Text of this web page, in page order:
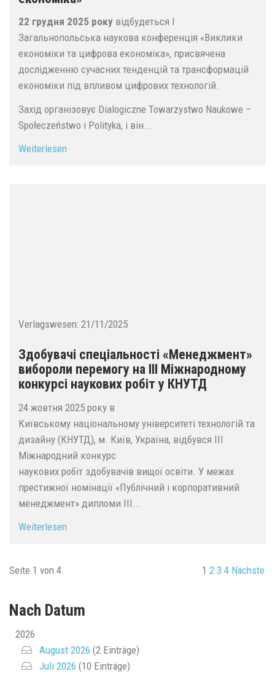
22 грудня 2025 року відбудеться І
Загальнопольська наукова конференція «Виклики
економіки та цифрова економіка», присвячена
дослідженню сучасних тенденцій та трансформацій
економіки під впливом цифрових технологій.
Захід організовує Dialogiczne Towarzystwo Naukowe –
Społeczeństwo i Polityka, і він...
Weiterlesen
Verlagswesen: 21/11/2025
Здобувачі спеціальності «Менеджмент»
вибороли перемогу на ІІІ Міжнародному
конкурсі наукових робіт у КНУТД
24 жовтня 2025 року в
Київському національному університеті технологій та
дизайну (КНУТД), м. Київ, Україна, відбувся ІІІ
Міжнародний конкурс
наукових робіт здобувачів вищої освіти. У межах
престижної номінації «Публічний і корпоративний
менеджмент» дипломи III...
Weiterlesen
Seite 1 von 4. 1 2 3 4 Nächste
Nach Datum
2026
August 2026 (2 Einträge)
Juli 2026 (10 Einträge)